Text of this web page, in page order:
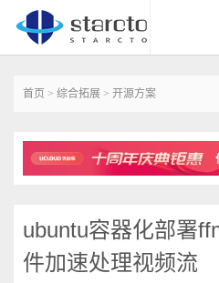
首页 > 综合拓展 > 开源方案
ubuntu容器化部署
件加速处理视频流